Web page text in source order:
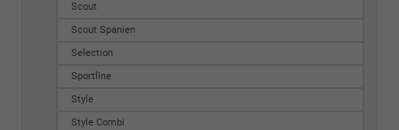
Scout
Scout Spanien
Selection
Sportline
Style
Style Combi